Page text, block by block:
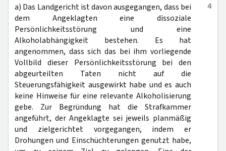
4
a) Das Landgericht ist davon ausgegangen, dass bei
dem Angeklagten eine dissoziale
Persönlichkeitsstörung und eine
Alkoholabhängigkeit bestehen. Es hat
angenommen, dass sich das bei ihm vorliegende
Vollbild dieser Persönlichkeitsstörung bei den
abgeurteilten Taten nicht auf die
Steuerungsfähigkeit ausgewirkt habe und es auch
keine Hinweise für eine relevante Alkoholisierung
gebe. Zur Begründung hat die Strafkammer
angeführt, der Angeklagte sei jeweils planmäßig
und zielgerichtet vorgegangen, indem er
Drohungen und Einschüchterungen genutzt habe,